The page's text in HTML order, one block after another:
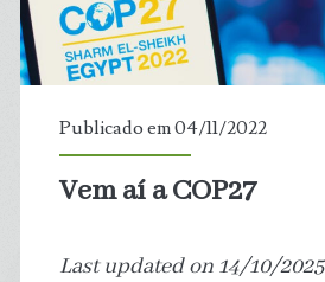
Publicado em 04/11/2022
Vem aí a COP27
Last updated on 14/10/2025